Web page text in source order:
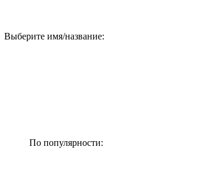
Выберите имя/название:
По популярности: